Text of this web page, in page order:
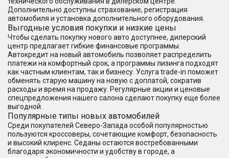
Дополнительно доступны страхование, регистрация
автомобиля и установка дополнительного оборудования.
Выгодные условия покупки и низкие цены
Чтобы сделать покупку нового авто доступнее, дилерский
центр предлагает гибкие финансовые программы.
Автокредит на новый автомобиль позволяет распределить
платежи на комфортный срок, а программы лизинга подходят
как частным клиентам, так и бизнесу. Услуга trade-in поможет
обменять старую машину на новую с доплатой, сократив
расходы и время на продажу. Регулярные акции и ценовые
спецпредложения нашего салона сделают покупку еще более
выгодной.
Популярные типы новых автомобилей
Среди покупателей Северо-Запада особой популярностью
пользуются кроссоверы, сочетающие комфорт, безопасность
и высокий клиренс. Седаны остаются востребованными
благодаря экономичности и удобству в городе, а